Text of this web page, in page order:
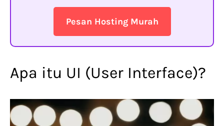
Pesan Hosting Murah
Apa itu UI (User Interface)?